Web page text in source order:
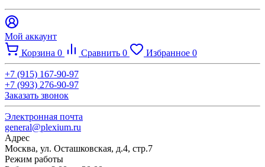
Мой аккаунт
Корзина 0 Сравнить 0 Избранное 0
+7 (915) 167-90-97
+7 (993) 276-90-97
Заказать звонок
Электронная почта
general@plexium.ru
Адрес
Москва, ул. Осташковская, д.4, стр.7
Режим работы